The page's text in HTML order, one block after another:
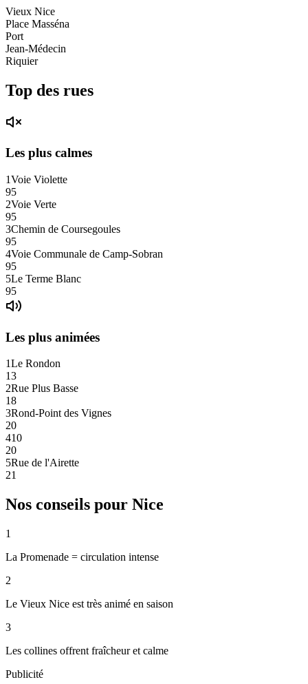
Vieux Nice
Place Masséna
Port
Jean-Médecin
Riquier
Top des rues
Les plus calmes
1Voie Violette
95
2Voie Verte
95
3Chemin de Coursegoules
95
4Voie Communale de Camp-Sobran
95
5Le Terme Blanc
95
Les plus animées
1Le Rondon
13
2Rue Plus Basse
18
3Rond-Point des Vignes
20
410
20
5Rue de l'Airette
21
Nos conseils pour Nice
1
La Promenade = circulation intense
2
Le Vieux Nice est très animé en saison
3
Les collines offrent fraîcheur et calme
Publicité